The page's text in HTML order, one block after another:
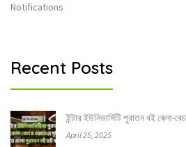
Notifications
Recent Posts
ইন্টার ইউনিভার্সিটি পুরাতন বই কেনা-
April 25, 2025